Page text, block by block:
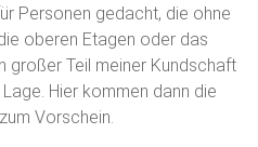
Personen gedacht, die ohne
oberen Etagen oder das
großer Teil meiner Kundschaft
Hier kommen dann die
Vorschein.